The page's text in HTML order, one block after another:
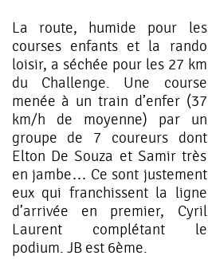
La route, humide pour les
courses enfants et la rando
loisir, a séchée pour les 27 km
du Challenge. Une course
menée à un train d’enfer (37
km/h de moyenne) par un
groupe de 7 coureurs dont
Elton De Souza et Samir très
en jambe… Ce sont justement
eux qui franchissent la ligne
d’arrivée en premier, Cyril
Laurent complétant le
podium. JB est 6ème.